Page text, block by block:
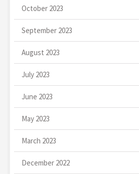
October 2023
September 2023
August 2023
July 2023
June 2023
May 2023
March 2023
December 2022